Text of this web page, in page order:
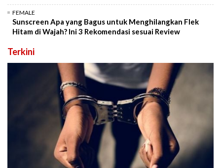
FEMALE
Sunscreen Apa yang Bagus untuk Menghilangkan Flek
Hitam di Wajah? Ini 3 Rekomendasi sesuai Review
Terkini